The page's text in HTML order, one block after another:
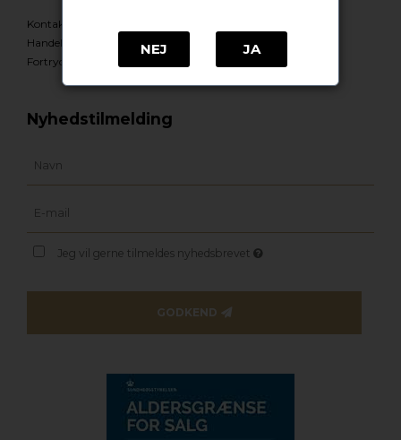
Kontakt
Handelsbetingelser
Fortrydelsesformular
Nyhedstilmelding
Jeg vil gerne tilmeldes nyhedsbrevet
GODKEND
NEJ JA